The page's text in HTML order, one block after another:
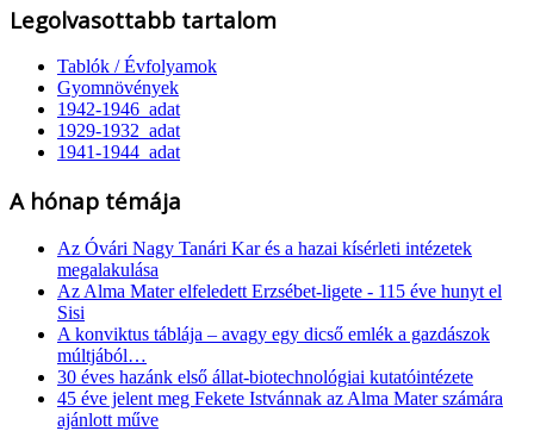
Legolvasottabb tartalom
Tablók / Évfolyamok
Gyomnövények
1942-1946_adat
1929-1932_adat
1941-1944_adat
A hónap témája
Az Óvári Nagy Tanári Kar és a hazai kísérleti intézetek
megalakulása
Az Alma Mater elfeledett Erzsébet-ligete - 115 éve hunyt el
Sisi
A konviktus táblája – avagy egy dicső emlék a gazdászok
múltjából…
30 éves hazánk első állat-biotechnológiai kutatóintézete
45 éve jelent meg Fekete Istvánnak az Alma Mater számára
ajánlott műve